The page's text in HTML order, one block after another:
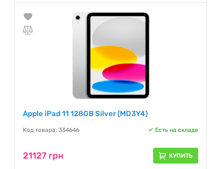
Apple iPad 11 128GB Silver (MD3Y4)
Код товара: 334646 Есть на складе
21127 грн КУПИТЬ